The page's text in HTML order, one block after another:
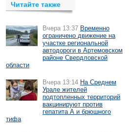
Читайте также
Вчера 13:37 Временно
ограничено движение на
участке региональной
автодороги в Артемовском
районе Свердловской
области
Вчера 13:14 На Среднем
Урале жителей
подтопленных территорий
вакцинируют против
гепатита А и брюшного
тифа